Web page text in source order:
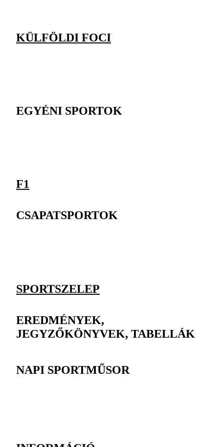
KÜLFÖLDI FOCI
EGYÉNI SPORTOK
F1
CSAPATSPORTOK
SPORTSZELEP
EREDMÉNYEK,
JEGYZŐKÖNYVEK, TABELLÁK
NAPI SPORTMŰSOR